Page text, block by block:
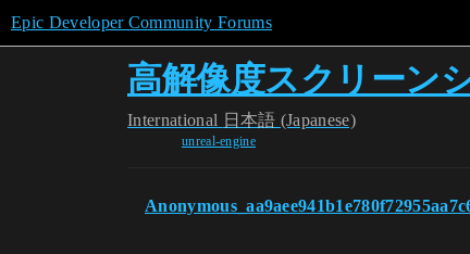
Epic Developer Community Forums
高解像度スクリーン
International 日本語 (Japanese)
unreal-engine